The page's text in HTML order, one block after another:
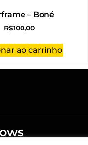
– Boné
R$100,00
ao carrinho